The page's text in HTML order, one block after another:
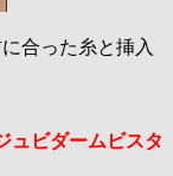
合った糸と挿入
ームビスタ